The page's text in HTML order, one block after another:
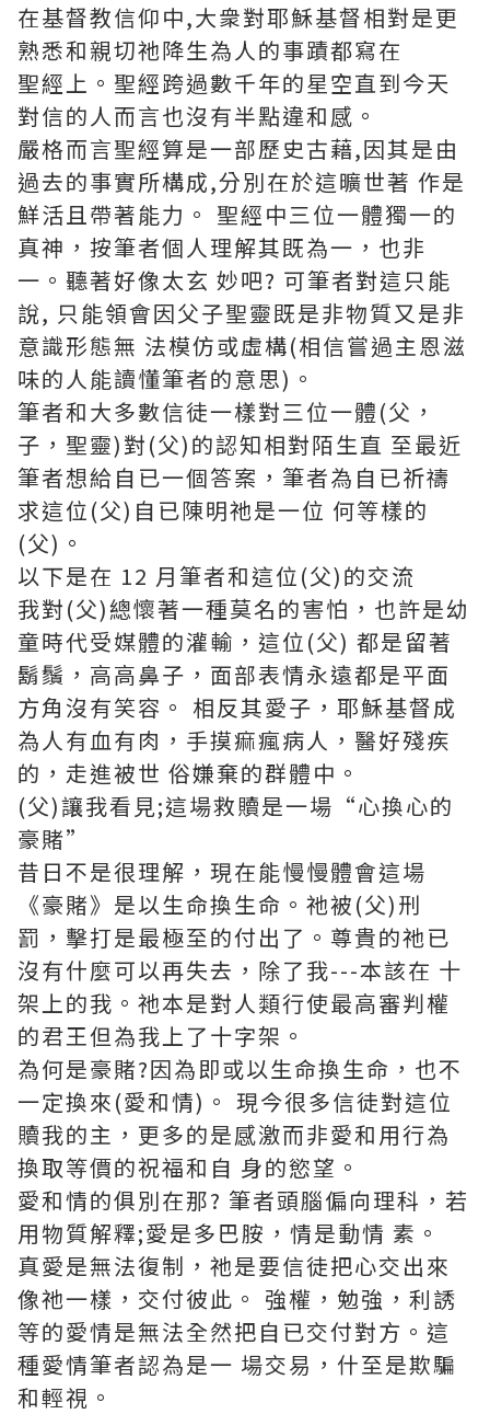
在基督教信仰中,大衆對耶穌基督相對是更
熟悉和親切祂降生為人的事蹟都寫在
聖經上。聖經跨過數千年的星空直到今天
對信的人而言也沒有半點違和感。
嚴格而言聖經算是一部歷史古藉,因其是由
過去的事實所構成,分別在於這曠世著 作是
鮮活且帶著能力。 聖經中三位一體獨一的
真神，按筆者個人理解其既為一，也非
一。聽著好像太玄 妙吧? 可筆者對這只能
說, 只能領會因父子聖靈既是非物質又是非
意識形態無 法模仿或虛構(相信嘗過主恩滋
味的人能讀懂筆者的意思)。
筆者和大多數信徒一樣對三位一體(父，
子，聖靈)對(父)的認知相對陌生直 至最近
筆者想給自已一個答案，筆者為自已祈禱
求這位(父)自已陳明祂是一位 何等樣的
(父)。
以下是在 12 月筆者和這位(父)的交流
我對(父)總懷著一種莫名的害怕，也許是幼
童時代受媒體的灌輸，這位(父) 都是留著
鬍鬚，高高鼻子，面部表情永遠都是平面
方角沒有笑容。 相反其愛子，耶穌基督成
為人有血有肉，手摸痲瘋病人，醫好殘疾
的，走進被世 俗嫌棄的群體中。
(父)讓我看見;這場救贖是一場“心換心的
豪賭”
昔日不是很理解，現在能慢慢體會這場
《豪賭》是以生命換生命。祂被(父)刑
罰，擊打是最極至的付出了。尊貴的祂已
沒有什麼可以再失去，除了我---本該在 十
架上的我。祂本是對人類行使最高審判權
的君王但為我上了十字架。
為何是豪賭?因為即或以生命換生命，也不
一定換來(愛和情)。 現今很多信徒對這位
贖我的主，更多的是感激而非愛和用行為
換取等價的祝福和自 身的慾望。
愛和情的俱別在那? 筆者頭腦偏向理科，若
用物質解釋;愛是多巴胺，情是動情 素。
真愛是無法復制，祂是要信徒把心交出來
像祂一樣，交付彼此。 強權，勉強，利誘
等的愛情是無法全然把自已交付對方。這
種愛情筆者認為是一 場交易，什至是欺騙
和輕視。